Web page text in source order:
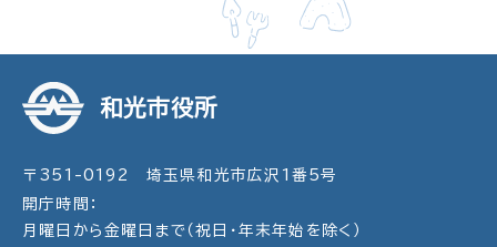
和光市役所
〒351-0192 埼玉県和光市広沢1番5号
開庁時間：
月曜日から金曜日まで（祝日・年末年始を除く）